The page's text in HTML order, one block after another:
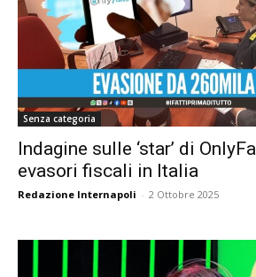
Senza categoria
Indagine sulle ‘star’ di
evasori fiscali in Italia
Redazione Internapoli - 2 Ottobre 2025